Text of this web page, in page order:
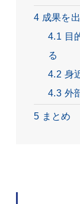
4 成果を
4.1 目
る
4.2 身
4.3 外
5 まとめ